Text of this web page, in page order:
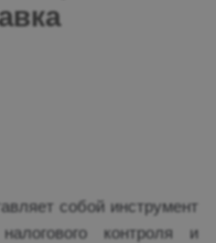
собой инструмент
контроля и